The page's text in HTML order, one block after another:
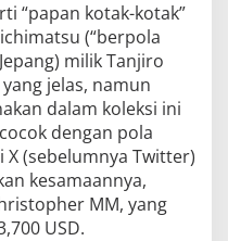
“papan kotak-kotak”
(“berpola
milik Tanjiro
jelas, namun
dalam koleksi ini
dengan pola
(sebelumnya Twitter)
kesamaannya,
MM, yang
USD.